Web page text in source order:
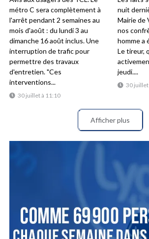
30 juillet à 11:10
métro C sera complètement à
l'arrêt pendant 2 semaines au
mois d'août : du lundi 3 au
dimanche 16 août inclus. Une
interruption de trafic pour
permettre des travaux
d'entretien. "Ces
interventions...
30 juillet
nuit
Mairie de
nos
homme a
Le tireur,
jeudi....
Afficher plus